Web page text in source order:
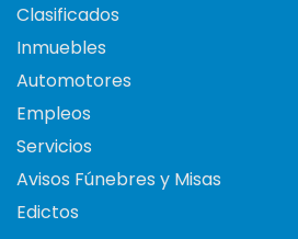
Clasificados
Inmuebles
Automotores
Empleos
Servicios
Avisos Fúnebres y Misas
Edictos